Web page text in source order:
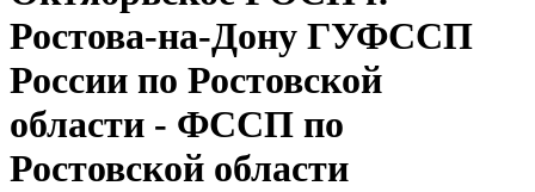
Ростова-на-Дону ГУФССП
России по Ростовской
области - ФССП по
Ростовской области